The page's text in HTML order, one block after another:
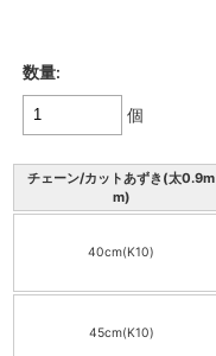
数量:
個
チェーン/カットあずき(太0.9m
m)
40cm(K10)
45cm(K10)